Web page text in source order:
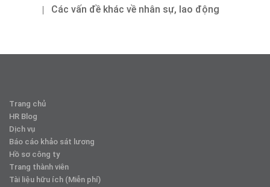
Các vấn đề khác về nhân sự, lao động
Trang chủ
HR Blog
Dịch vụ
Báo cáo khảo sát lương
Hồ sơ công ty
Trang thành viên
Tài liệu hữu ích (Miễn phí)